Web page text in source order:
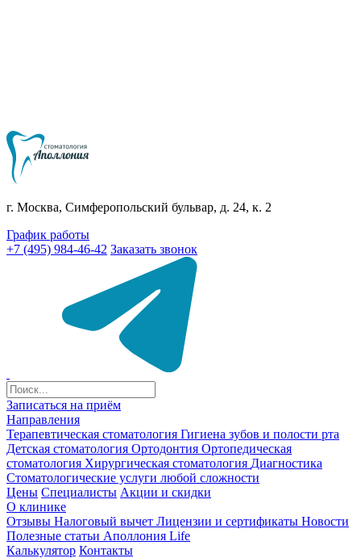
г. Москва, Симферопольский бульвар, д. 24, к. 2
График работы
+7 (495) 984-46-42 Заказать звонок
Записаться на приём
Направления
Терапевтическая стоматология Гигиена зубов и полости рта
Детская стоматология Ортодонтия Ортопедическая
стоматология Хирургическая стоматология Диагностика
Стоматологические услуги любой сложности
Цены Специалисты Акции и скидки
О клинике
Отзывы Налоговый вычет Лицензии и сертификаты Новости
Полезные статьи Аполлония Life
Калькулятор Контакты